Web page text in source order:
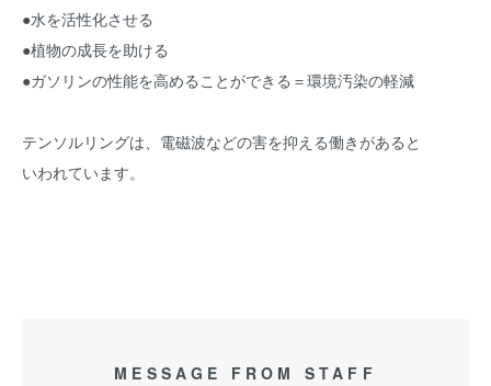
●水を活性化させる
●植物の成長を助ける
●ガソリンの性能を高めることができる＝環境汚染の軽減
テンソルリングは、電磁波などの害を抑える働きがあると
いわれています。
MESSAGE FROM STAFF